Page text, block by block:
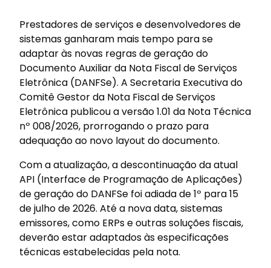
Prestadores de serviços e desenvolvedores de
sistemas ganharam mais tempo para se
adaptar às novas regras de geração do
Documento Auxiliar da Nota Fiscal de Serviços
Eletrônica (DANFSe). A Secretaria Executiva do
Comitê Gestor da Nota Fiscal de Serviços
Eletrônica publicou a versão 1.01 da Nota Técnica
nº 008/2026, prorrogando o prazo para
adequação ao novo layout do documento.
Com a atualização, a descontinuação da atual
API (Interface de Programação de Aplicações)
de geração do DANFSe foi adiada de 1º para 15
de julho de 2026. Até a nova data, sistemas
emissores, como ERPs e outras soluções fiscais,
deverão estar adaptados às especificações
técnicas estabelecidas pela nota.